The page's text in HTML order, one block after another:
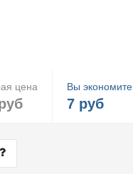
цена Вы экономите
7 руб